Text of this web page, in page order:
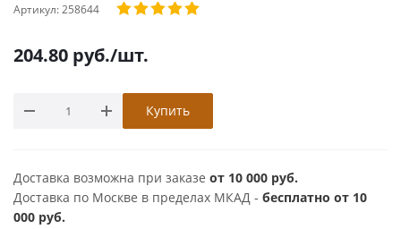
Артикул:258644
204.80 руб./шт.
Купить
Доставка возможна при заказе от 10 000 руб.
Доставка по Москве в пределах МКАД - бесплатно от 10
000 руб.